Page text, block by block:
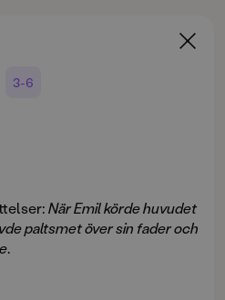
3-6
När Emil körde huvudet
paltsmet över sin fader och
.